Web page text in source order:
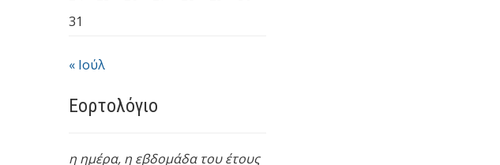
31
« Ιούλ
Εορτολόγιο
η ημέρα, η εβδομάδα του έτους